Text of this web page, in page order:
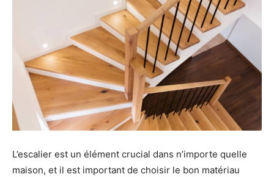
L’escalier est un élément crucial dans n’importe quelle
maison, et il est important de choisir le bon matériau